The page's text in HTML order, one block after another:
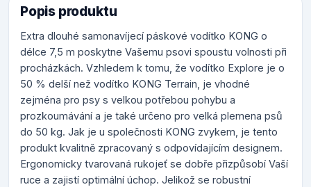
Popis produktu
Extra dlouhé samonavíjecí páskové vodítko KONG o
délce 7,5 m poskytne Vašemu psovi spoustu volnosti při
procházkách. Vzhledem k tomu, že vodítko Explore je o
50 % delší než vodítko KONG Terrain, je vhodné
zejména pro psy s velkou potřebou pohybu a
prozkoumávání a je také určeno pro velká plemena psů
do 50 kg. Jak je u společnosti KONG zvykem, je tento
produkt kvalitně zpracovaný s odpovídajícím designem.
Ergonomicky tvarovaná rukojeť se dobře přizpůsobí Vaší
ruce a zajistí optimální úchop. Jelikož se robustní